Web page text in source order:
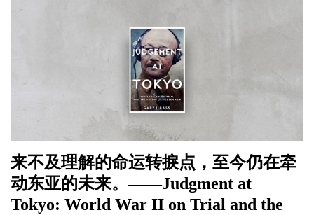
来不及理解的命运转捩点，至今仍在牵
动东亚的未来。——Judgment at
Tokyo: World War II on Trial and the